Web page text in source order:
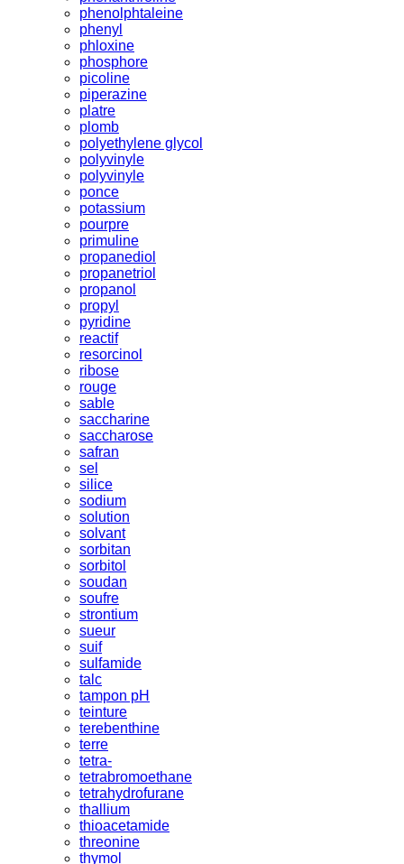
phenolphtaleine
phenyl
phloxine
phosphore
picoline
piperazine
platre
plomb
polyethylene glycol
polyvinyle
polyvinyle
ponce
potassium
pourpre
primuline
propanediol
propanetriol
propanol
propyl
pyridine
reactif
resorcinol
ribose
rouge
sable
saccharine
saccharose
safran
sel
silice
sodium
solution
solvant
sorbitan
sorbitol
soudan
soufre
strontium
sueur
suif
sulfamide
talc
tampon pH
teinture
terebenthine
terre
tetra-
tetrabromoethane
tetrahydrofurane
thallium
thioacetamide
threonine
thymol